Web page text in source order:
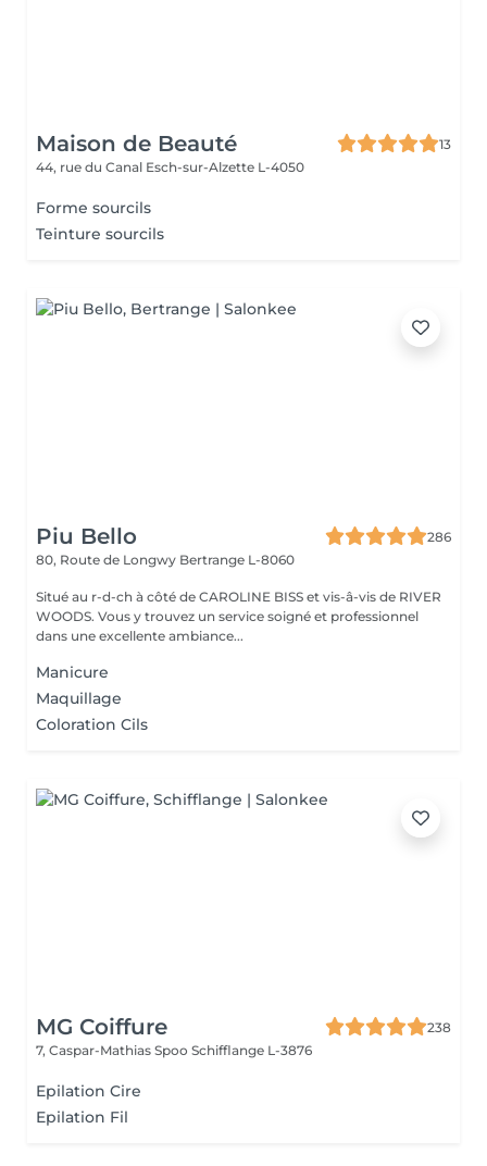
Maison de Beauté
13
44, rue du Canal Esch-sur-Alzette L-4050
Forme sourcils
Teinture sourcils
Piu Bello
286
80, Route de Longwy Bertrange L-8060
Situé au r-d-ch à côté de CAROLINE BISS et vis-â-vis de RIVER
WOODS. Vous y trouvez un service soigné et professionnel
dans une excellente ambiance...
Manicure
Maquillage
Coloration Cils
MG Coiffure
238
7, Caspar-Mathias Spoo Schifflange L-3876
Epilation Cire
Epilation Fil